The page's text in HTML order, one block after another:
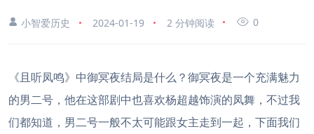
小智爱历史 2024-01-19 2 分钟阅读 0
《且听凤鸣》中御冥夜结局是什么？御冥夜是一个充满魅力
的男二号，他在这部剧中也喜欢杨超越饰演的凤舞，不过我
们都知道，男二号一般不太可能跟女主走到一起，下面我们